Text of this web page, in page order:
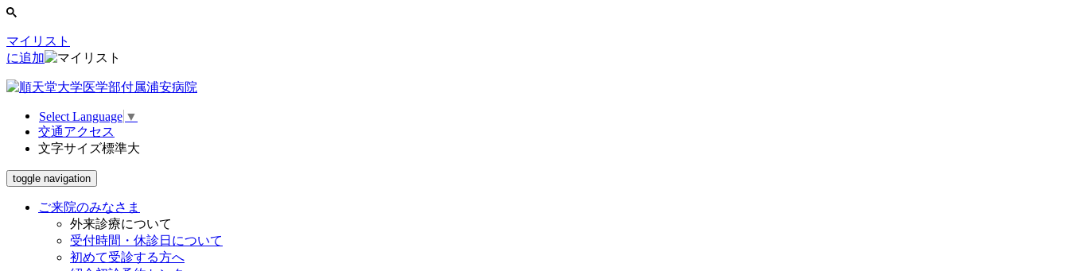
マイリスト
に追加
Select Language ▼
交通アクセス
文字サイズ標準大
toggle navigation
ご来院のみなさま
外来診療について
受付時間・休診日について
初めて受診する方へ